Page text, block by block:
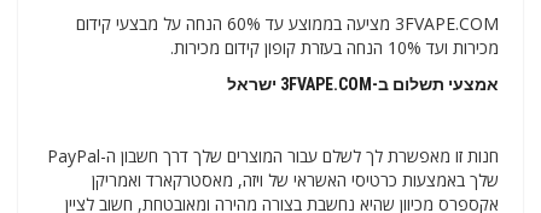
3FVAPE.COM מציעה בממוצע עד 60% הנחה על מבצעי קידום
מכירות ועד 10% הנחה בעזרת קופון קידום מכירות.
אמצעי תשלום ב-3FVAPE.COM ישראל
חנות זו מאפשרת לך לשלם עבור המוצרים שלך דרך חשבון ה-PayPal
שלך באמצעות כרטיסי האשראי של ויזה, מאסטרקארד ואמריקן
אקספרס מכיוון שהיא נחשבת בצורה מהירה ומאובטחת, חשוב לציין